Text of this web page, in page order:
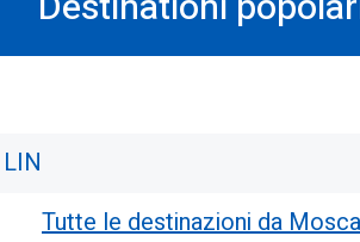
Tutte le destinazioni da Mosca